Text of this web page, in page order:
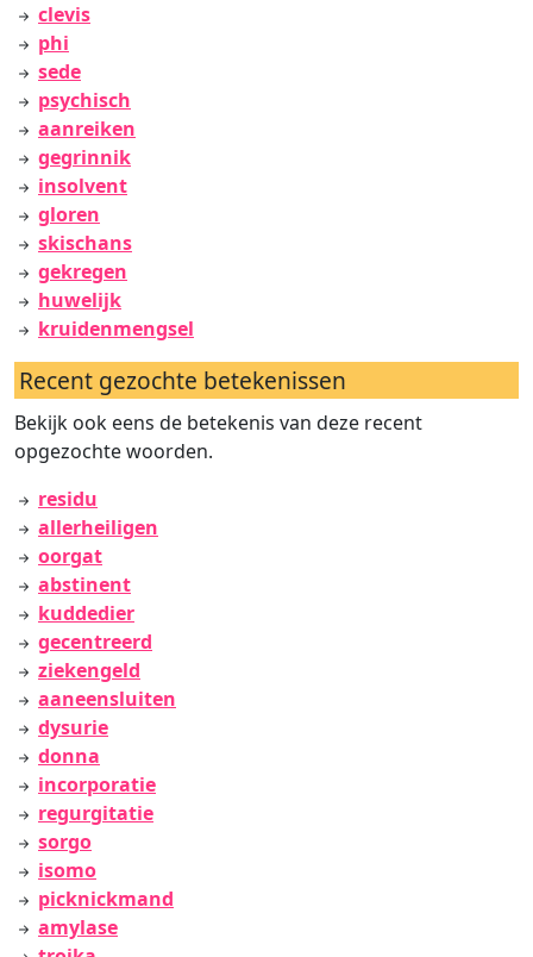
clevis
phi
sede
psychisch
aanreiken
gegrinnik
insolvent
gloren
skischans
gekregen
huwelijk
kruidenmengsel
Recent gezochte betekenissen
Bekijk ook eens de betekenis van deze recent
opgezochte woorden.
residu
allerheiligen
oorgat
abstinent
kuddedier
gecentreerd
ziekengeld
aaneensluiten
dysurie
donna
incorporatie
regurgitatie
sorgo
isomo
picknickmand
amylase